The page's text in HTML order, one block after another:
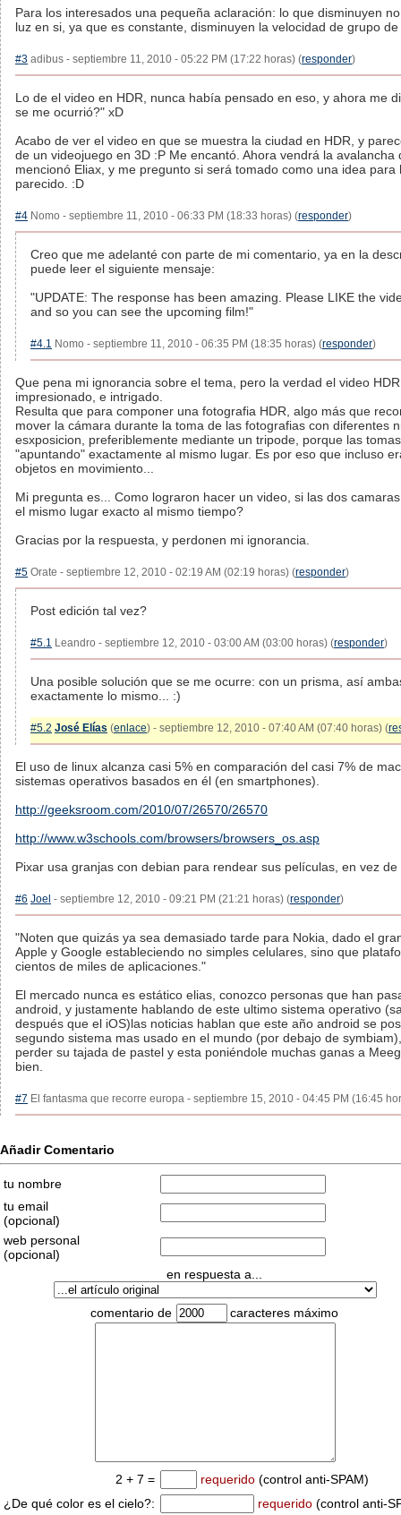
Para los interesados una pequeña aclaración: lo que disminuyen
luz en si, ya que es constante, disminuyen la velocidad de grupo
#3 adibus - septiembre 11, 2010 - 05:22 PM (17:22 horas) (responder)
Lo de el video en HDR, nunca había pensado en eso, y ahora me
se me ocurrió?" xD
Acabo de ver el video en que se muestra la ciudad en HDR, y
de un videojuego en 3D :P Me encantó. Ahora vendrá la avalancha
mencionó Eliax, y me pregunto si será tomado como una idea para
parecido. :D
#4 Nomo - septiembre 11, 2010 - 06:33 PM (18:33 horas) (responder)
Creo que me adelanté con parte de mi comentario, ya en la
puede leer el siguiente mensaje:
"UPDATE: The response has been amazing. Please LIKE the
and so you can see the upcoming film!"
#4.1 Nomo - septiembre 11, 2010 - 06:35 PM (18:35 horas) (responder)
Que pena mi ignorancia sobre el tema, pero la verdad el video
impresionado, e intrigado.
Resulta que para componer una fotografia HDR, algo más que
mover la cámara durante la toma de las fotografias con diferentes
esxposicion, preferiblemente mediante un tripode, porque las
"apuntando" exactamente al mismo lugar. Es por eso que incluso
objetos en movimiento...
Mi pregunta es... Como lograron hacer un video, si las dos
el mismo lugar exacto al mismo tiempo?
Gracias por la respuesta, y perdonen mi ignorancia.
#5 Orate - septiembre 12, 2010 - 02:19 AM (02:19 horas) (responder)
Post edición tal vez?
#5.1 Leandro - septiembre 12, 2010 - 03:00 AM (03:00 horas) (responder)
Una posible solución que se me ocurre: con un prisma, así
exactamente lo mismo... :)
#5.2 José Elías (enlace) - septiembre 12, 2010 - 07:40 AM (07:40 horas) (
El uso de linux alcanza casi 5% en comparación del casi 7% de
sistemas operativos basados en él (en smartphones).
http://geeksroom.com/2010/07/26570/26570
http://www.w3schools.com/browsers/browsers_os.asp
Pixar usa granjas con debian para rendear sus películas, en vez de
#6 Joel - septiembre 12, 2010 - 09:21 PM (21:21 horas) (responder)
"Noten que quizás ya sea demasiado tarde para Nokia, dado el
Apple y Google estableciendo no simples celulares, sino que
cientos de miles de aplicaciones."
El mercado nunca es estático elias, conozco personas que han
android, y justamente hablando de este ultimo sistema operativo
después que el iOS)las noticias hablan que este año android se
segundo sistema mas usado en el mundo (por debajo de
perder su tajada de pastel y esta poniéndole muchas ganas a
bien.
#7 El fantasma que recorre europa - septiembre 15, 2010 - 04:45 PM (16:45
Añadir Comentario
tu nombre
tu email
(opcional)
web personal
(opcional)
en respuesta a...
comentario de caracteres máximo
2 + 7 = requerido (control anti-SPAM)
¿De qué color es el cielo?:
requerido (control anti-